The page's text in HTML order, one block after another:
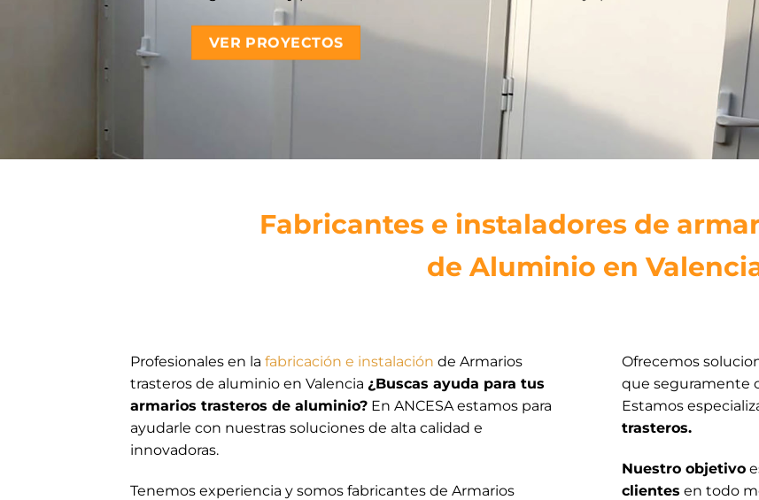
VER PROYECTOS
Fabricantes e instaladores de
de Aluminio en
Profesionales en la fabricación e instalación de Armarios
trasteros de aluminio en Valencia ¿Buscas ayuda para tus
armarios trasteros de aluminio? En ANCESA estamos para
ayudarle con nuestras soluciones de alta calidad e
innovadoras.
Tenemos experiencia y somos fabricantes de Armarios
Ofrecemos
que seguramente
Estamos
trasteros.
Nuestro objetivo
clientes en todo